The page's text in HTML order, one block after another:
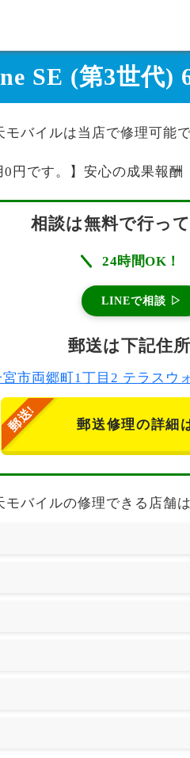
SE (第3世代
バイルは当店で修理可能で
円です。】安心の成果報酬
相談は無料で行っ
24時間OK！
LINEで相談 ▷
郵送は下記住
市両郷町1丁目2 テラスウ
郵送修理の詳細
バイルの修理できる店舗